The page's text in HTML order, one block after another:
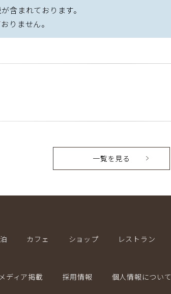
含まれております。
りません。
一覧を見る
カフェ ショップ レストラン
メディア掲載 採用情報 個人情報について